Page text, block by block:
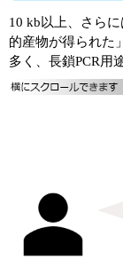
10 kb以上、さら
的産物が得られた
多く、長鎖PCR用